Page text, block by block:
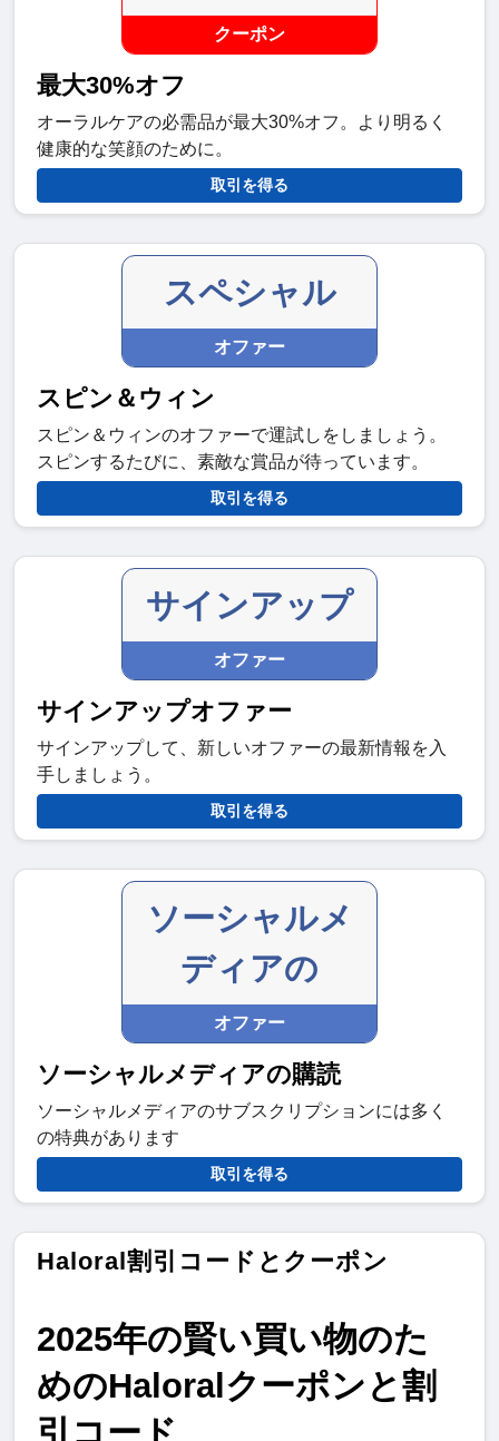
クーポン
最大30%オフ
オーラルケアの必需品が最大30%オフ。より明るく
健康的な笑顔のために。
取引を得る
スペシャル
オファー
スピン＆ウィン
スピン＆ウィンのオファーで運試しをしましょう。
スピンするたびに、素敵な賞品が待っています。
取引を得る
サインアップ
オファー
サインアップオファー
サインアップして、新しいオファーの最新情報を入
手しましょう。
取引を得る
ソーシャルメ
ディアの
オファー
ソーシャルメディアの購読
ソーシャルメディアのサブスクリプションには多く
の特典があります
取引を得る
Haloral割引コードとクーポン
2025年の賢い買い物のた
めのHaloralクーポンと割
引コード